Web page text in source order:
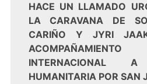
HACE UN LLAMADO
LA CARAVANA DE
CARIÑO Y JYRI
HUMANITARIA POR SAN